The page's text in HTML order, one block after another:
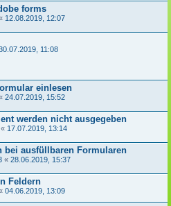
forms
12.08.2019, 12:07
11:08
einlesen
24.07.2019, 15:52
werden nicht ausgegeben
« 17.07.2019, 13:14
bei ausfüllbaren Formularen
« 28.06.2019, 15:37
Feldern
04.06.2019, 13:09